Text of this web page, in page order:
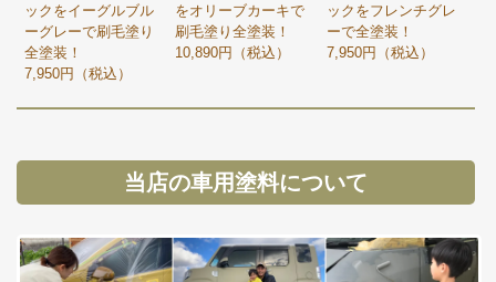
ックをイーグルブル
ーグレーで刷毛塗り
全塗装！
7,950円（税込）
をオリーブカーキで
刷毛塗り全塗装！
10,890円（税込）
ックをフレンチグレ
ーで全塗装！
7,950円（税込）
当店の車用塗料について